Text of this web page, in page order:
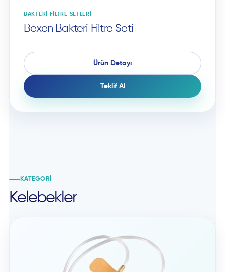
BAKTERI FILTRE SETLERI
Bexen Bakteri Filtre Seti
Ürün Detayı
Teklif Al
KATEGORI
Kelebekler